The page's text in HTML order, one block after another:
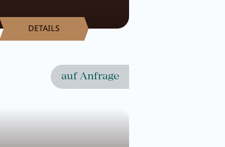
DETAILS
auf Anfrage